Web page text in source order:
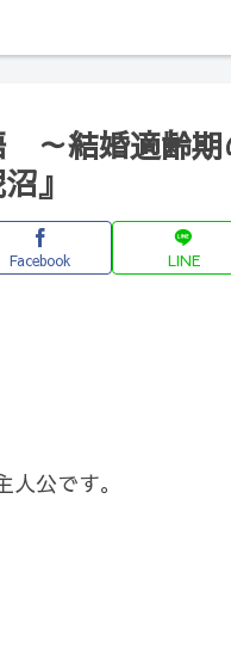
～結婚適齢期
』
Facebook LINE
公です。